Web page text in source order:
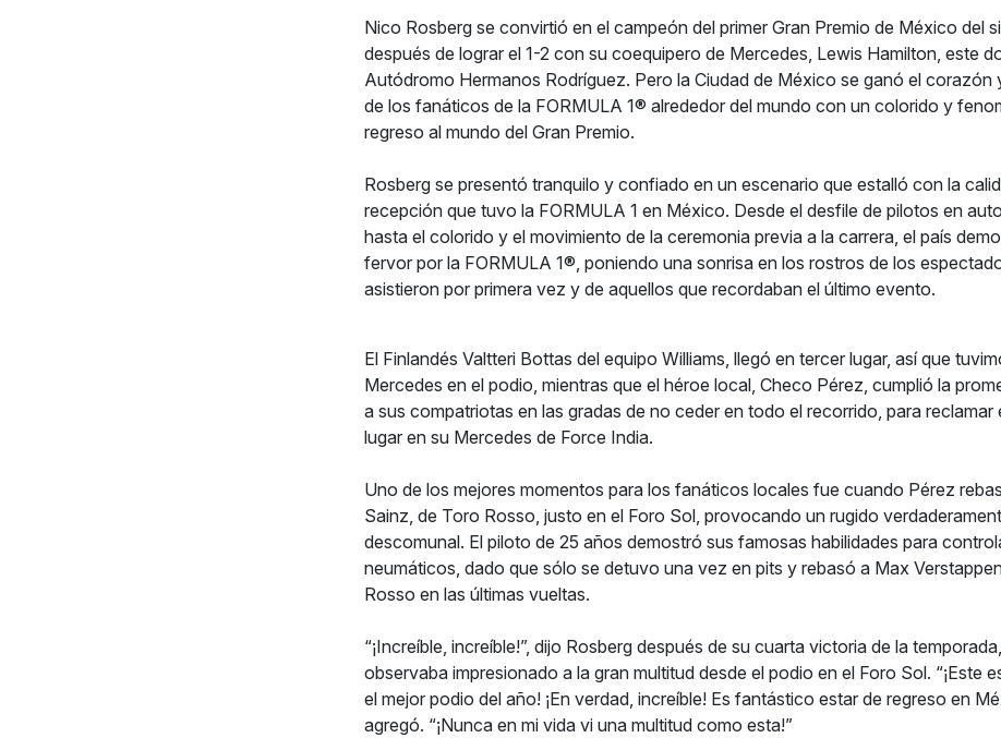
Nico Rosberg se convirtió en el campeón del primer Gran Premio de México del
después de lograr el 1-2 con su coequipero de Mercedes, Lewis Hamilton, este
Autódromo Hermanos Rodríguez. Pero la Ciudad de México se ganó el corazón
de los fanáticos de la FORMULA 1® alrededor del mundo con un colorido y
regreso al mundo del Gran Premio.
Rosberg se presentó tranquilo y confiado en un escenario que estalló con la
recepción que tuvo la FORMULA 1 en México. Desde el desfile de pilotos en
hasta el colorido y el movimiento de la ceremonia previa a la carrera, el país
fervor por la FORMULA 1®, poniendo una sonrisa en los rostros de los
asistieron por primera vez y de aquellos que recordaban el último evento.
El Finlandés Valtteri Bottas del equipo Williams, llegó en tercer lugar, así que
Mercedes en el podio, mientras que el héroe local, Checo Pérez, cumplió la
a sus compatriotas en las gradas de no ceder en todo el recorrido, para reclamar
lugar en su Mercedes de Force India.
Uno de los mejores momentos para los fanáticos locales fue cuando Pérez
Sainz, de Toro Rosso, justo en el Foro Sol, provocando un rugido
descomunal. El piloto de 25 años demostró sus famosas habilidades para
neumáticos, dado que sólo se detuvo una vez en pits y rebasó a Max
Rosso en las últimas vueltas.
“¡Increíble, increíble!”, dijo Rosberg después de su cuarta victoria de la
observaba impresionado a la gran multitud desde el podio en el Foro Sol. “¡Este
el mejor podio del año! ¡En verdad, increíble! Es fantástico estar de regreso en
agregó. “¡Nunca en mi vida vi una multitud como esta!”